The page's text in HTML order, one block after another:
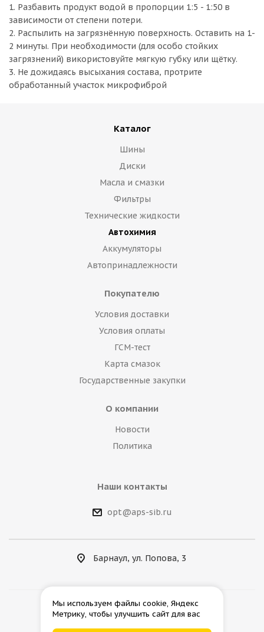
1. Разбавить продукт водой в пропорции 1:5 - 1:50 в
зависимости от степени потери.
2. Распылить на загрязнённую поверхность. Оставить на 1-
2 минуты. При необходимости (для особо стойких
загрязнений) використовуйте мягкую губку или щётку.
3. Не дожидаясь высыхания состава, протрите
обработанный участок микрофиброй
Каталог
Шины
Диски
Масла и смазки
Фильтры
Технические жидкости
Автохимия
Аккумуляторы
Автопринадлежности
Покупателю
Условия доставки
Условия оплаты
ГСМ-тест
Карта смазок
Государственные закупки
О компании
Новости
Политика
Наши контакты
opt@aps-sib.ru
Барнаул, ул. Попова, 3
2026 © АгроПромСнаб
Мы используем файлы cookie, Яндекс
Метрику, чтобы улучшить сайт для вас